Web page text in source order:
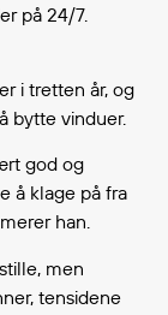
på 24/7.
i tretten år, og
bytte vinduer.
god og
å klage på fra
han.
men
tensidene